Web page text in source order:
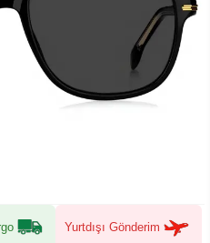
Yurtdışı Gönderim